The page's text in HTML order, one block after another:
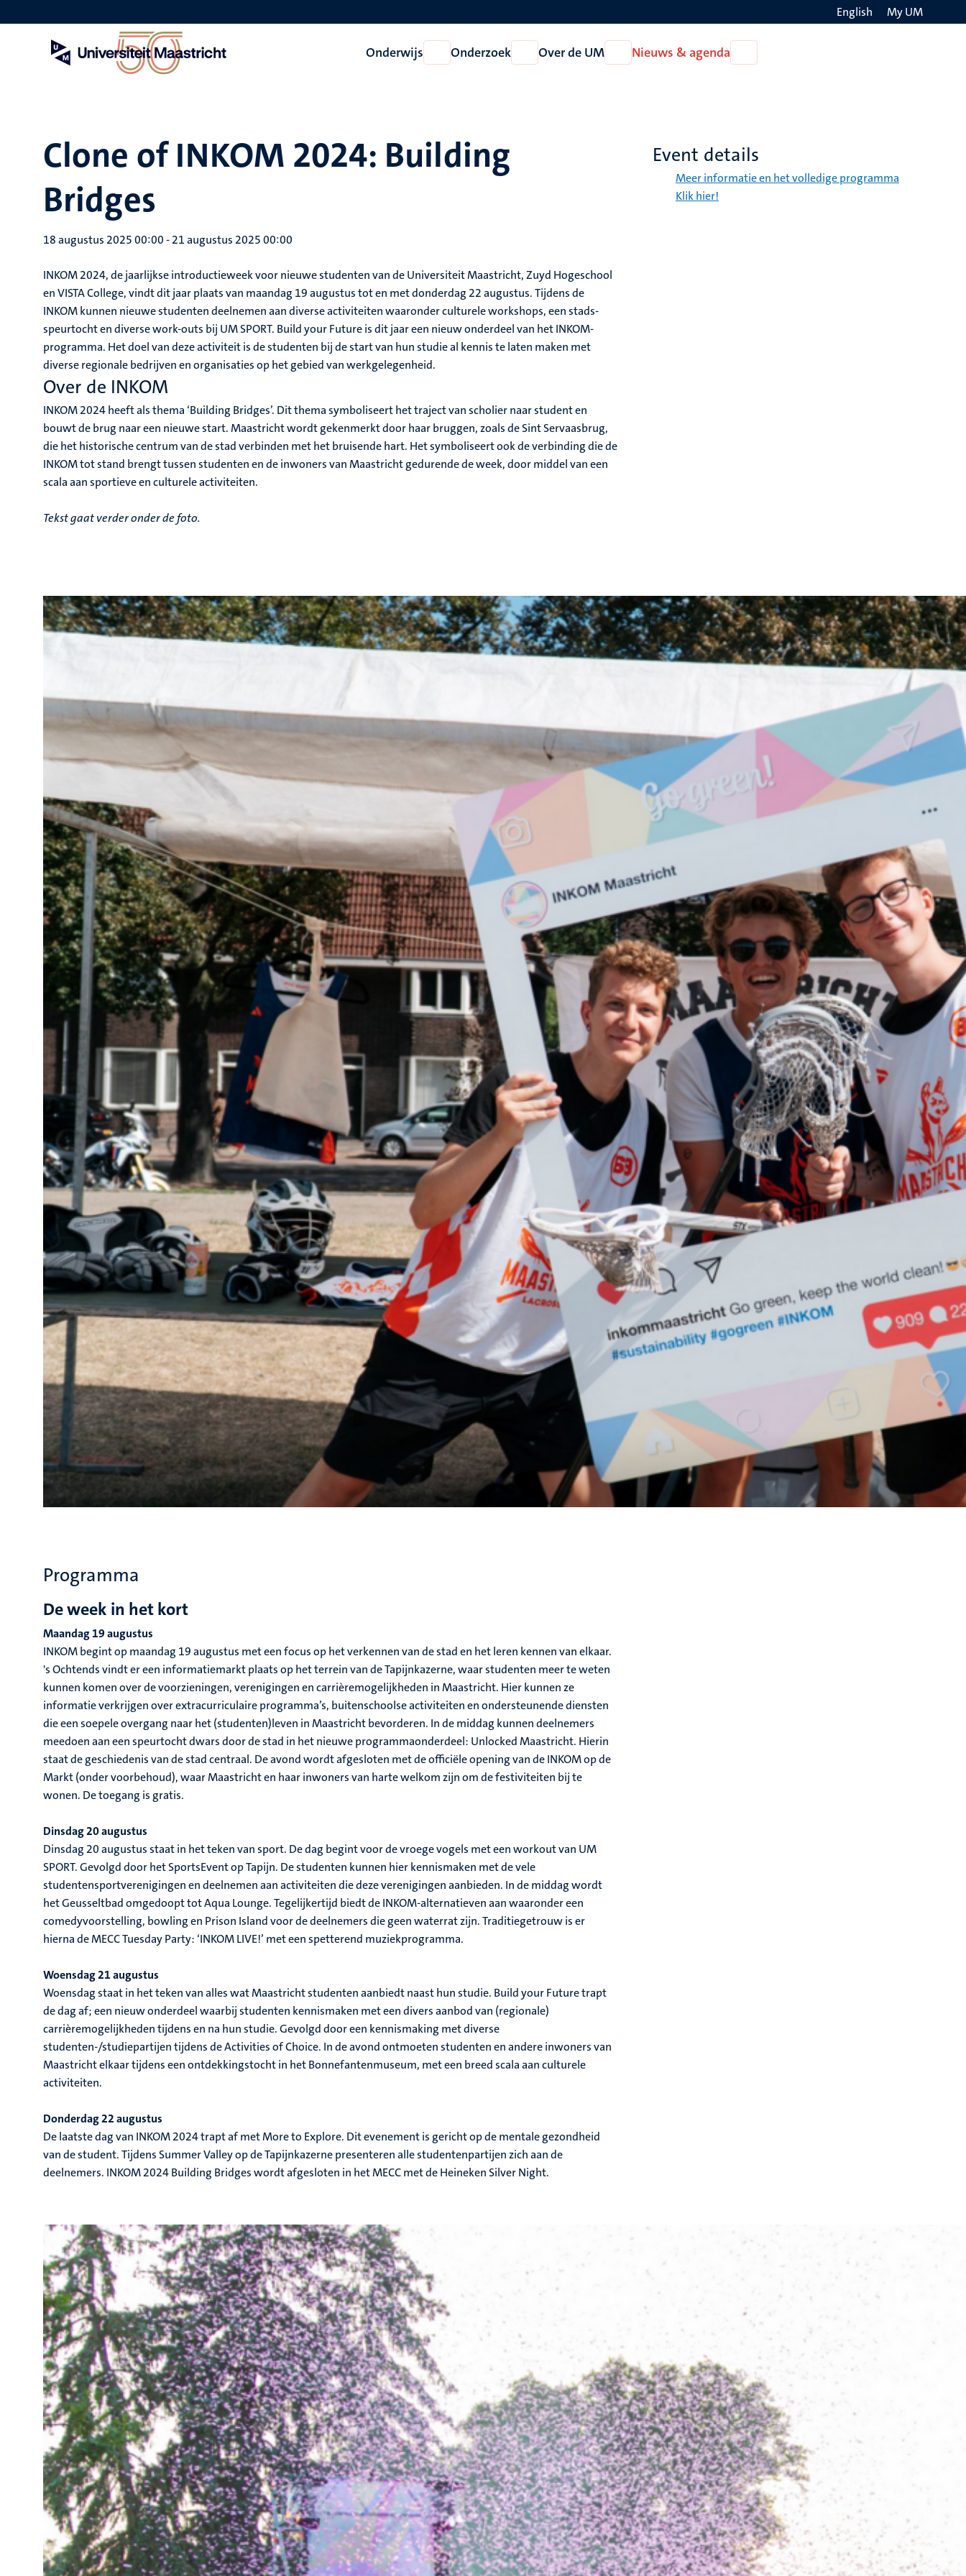
en
English My UM
Onderwijs
Open
Onderwijs
Onderzoek
Open
Onderzoek
Over de UM
Open
Over
Nieuws & agenda
Nieuws
Clone of INKOM 2024: Building
Bridges
18 augustus 2025 00:00-21 augustus 2025 00:00
INKOM 2024, de jaarlijkse introductieweek voor nieuwe studenten van de Universiteit Maastricht, Zuyd Hogeschool
en VISTA College, vindt dit jaar plaats van maandag 19 augustus tot en met donderdag 22 augustus. Tijdens de
INKOM kunnen nieuwe studenten deelnemen aan diverse activiteiten waaronder culturele workshops, een stads-
speurtocht en diverse work-outs bij UM SPORT. Build your Future is dit jaar een nieuw onderdeel van het INKOM-
programma. Het doel van deze activiteit is de studenten bij de start van hun studie al kennis te laten maken met
diverse regionale bedrijven en organisaties op het gebied van werkgelegenheid.
Over de INKOM
INKOM 2024 heeft als thema ‘Building Bridges’. Dit thema symboliseert het traject van scholier naar student en
bouwt de brug naar een nieuwe start. Maastricht wordt gekenmerkt door haar bruggen, zoals de Sint Servaasbrug,
die het historische centrum van de stad verbinden met het bruisende hart. Het symboliseert ook de verbinding die de
INKOM tot stand brengt tussen studenten en de inwoners van Maastricht gedurende de week, door middel van een
scala aan sportieve en culturele activiteiten.
Tekst gaat verder onder de foto.
Event details
Meer informatie en het volledige programma
Klik hier!
Programma
De week in het kort
Maandag 19 augustus
INKOM begint op maandag 19 augustus met een focus op het verkennen van de stad en het leren kennen van elkaar.
's Ochtends vindt er een informatiemarkt plaats op het terrein van de Tapijnkazerne, waar studenten meer te weten
kunnen komen over de voorzieningen, verenigingen en carrièremogelijkheden in Maastricht. Hier kunnen ze
informatie verkrijgen over extracurriculaire programma’s, buitenschoolse activiteiten en ondersteunende diensten
die een soepele overgang naar het (studenten)leven in Maastricht bevorderen. In de middag kunnen deelnemers
meedoen aan een speurtocht dwars door de stad in het nieuwe programmaonderdeel: Unlocked Maastricht. Hierin
staat de geschiedenis van de stad centraal. De avond wordt afgesloten met de officiële opening van de INKOM op de
Markt (onder voorbehoud), waar Maastricht en haar inwoners van harte welkom zijn om de festiviteiten bij te
wonen. De toegang is gratis.
Dinsdag 20 augustus
Dinsdag 20 augustus staat in het teken van sport. De dag begint voor de vroege vogels met een workout van UM
SPORT. Gevolgd door het SportsEvent op Tapijn. De studenten kunnen hier kennismaken met de vele
studentensportverenigingen en deelnemen aan activiteiten die deze verenigingen aanbieden. In de middag wordt
het Geusseltbad omgedoopt tot Aqua Lounge. Tegelijkertijd biedt de INKOM-alternatieven aan waaronder een
comedyvoorstelling, bowling en Prison Island voor de deelnemers die geen waterrat zijn. Traditiegetrouw is er
hierna de MECC Tuesday Party: ‘INKOM LIVE!’ met een spetterend muziekprogramma.
Woensdag 21 augustus
Woensdag staat in het teken van alles wat Maastricht studenten aanbiedt naast hun studie. Build your Future trapt
de dag af; een nieuw onderdeel waarbij studenten kennismaken met een divers aanbod van (regionale)
carrièremogelijkheden tijdens en na hun studie. Gevolgd door een kennismaking met diverse
studenten-/studiepartijen tijdens de Activities of Choice. In de avond ontmoeten studenten en andere inwoners van
Maastricht elkaar tijdens een ontdekkingstocht in het Bonnefantenmuseum, met een breed scala aan culturele
activiteiten.
Donderdag 22 augustus
De laatste dag van INKOM 2024 trapt af met More to Explore. Dit evenement is gericht op de mentale gezondheid
van de student. Tijdens Summer Valley op de Tapijnkazerne presenteren alle studentenpartijen zich aan de
deelnemers. INKOM 2024 Building Bridges wordt afgesloten in het MECC met de Heineken Silver Night.